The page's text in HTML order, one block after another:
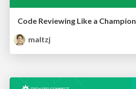
Code Reviewing Like a Champion
maltzj